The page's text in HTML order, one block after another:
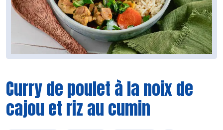
Curry de poulet à la noix de
cajou et riz au cumin